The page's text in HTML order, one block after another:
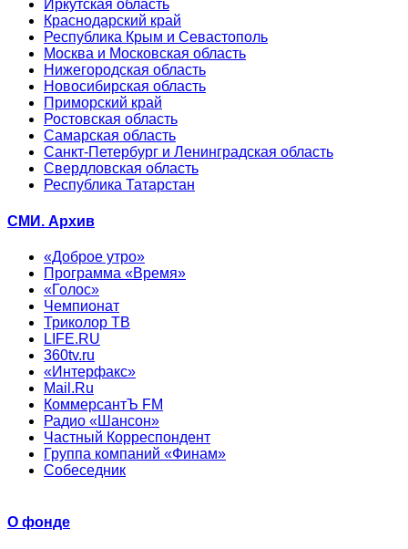
Иркутская область
Краснодарский край
Республика Крым и Севастополь
Москва и Московская область
Нижегородская область
Новосибирская область
Приморский край
Ростовская область
Самарская область
Санкт-Петербург и Ленинградская область
Свердловская область
Республика Татарстан
СМИ. Архив
«Доброе утро»
Программа «Время»
«Голос»
Чемпионат
Триколор ТВ
LIFE.RU
360tv.ru
«Интерфакс»
Mail.Ru
КоммерсантЪ FM
Радио «Шансон»
Частный Корреспондент
Группа компаний «Финам»
Собеседник
О фонде